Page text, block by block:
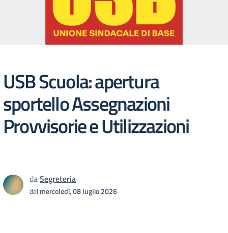
USB Scuola: apertura
sportello Assegnazioni
Provvisorie e Utilizzazioni
daSegreteria
delmercoledì, 08 luglio 2026